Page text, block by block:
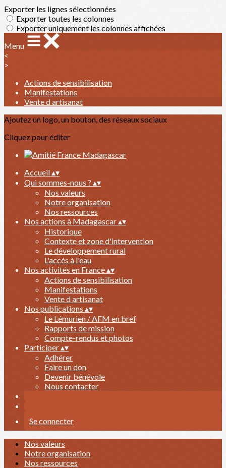
Exporter les lignes sélectionnées
Exporter toutes les colonnes
Exporter uniquement les colonnes affichées
Menu
<
>
Actions de sensibilisation
Manifestations
Vente d artisanat
Ajoutez un logo, un bouton, des réseaux sociaux
Cliquez pour éditer
Accueil▴▾
Qui sommes-nous ? ▴▾
Nos valeurs
Notre organisation
Nos ressources
Nos actions à Madagascar▴▾
Historique
Contexte et zone d'intervention
Le développement rural
L'accés à l'eau
Nos activités en France▴▾
Actions de sensibilisation
Manifestations
Vente d artisanat
Nos publications ▴▾
Le Lémurien / AFM en bref
Rapports de mission
Compte-rendus et photos
Participer▴▾
Adhérer
Faire un don
Devenir bénévole
Nous contacter
Se connecter
Nos valeurs
Notre organisation
Nos ressources